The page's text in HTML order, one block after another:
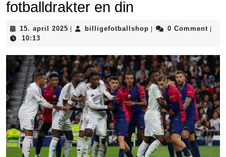
fotballdrakter en din
15. april 2025 15.
billigefotballshop billigefotballshop
0 Comment
10:13